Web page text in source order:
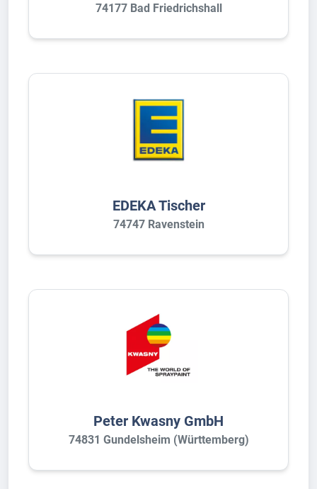
74177 Bad Friedrichshall
EDEKA Tischer
74747 Ravenstein
Peter Kwasny GmbH
74831 Gundelsheim (Württemberg)